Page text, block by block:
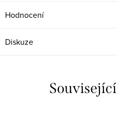
Hodnocení
Diskuze